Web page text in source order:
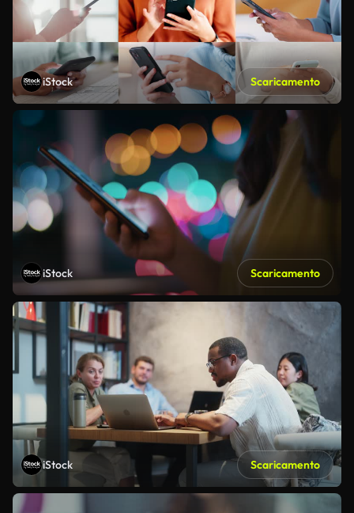
iStock Scaricamento
iStock Scaricamento
iStock Scaricamento